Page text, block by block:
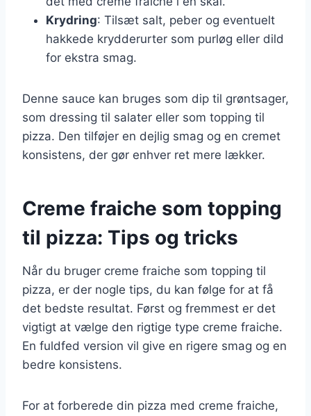
Krydring: Tilsæt salt, peber og eventuelt
hakkede krydderurter som purløg eller dild
for ekstra smag.
Denne sauce kan bruges som dip til grøntsager,
som dressing til salater eller som topping til
pizza. Den tilføjer en dejlig smag og en cremet
konsistens, der gør enhver ret mere lækker.
Creme fraiche som topping
til pizza: Tips og tricks
Når du bruger creme fraiche som topping til
pizza, er der nogle tips, du kan følge for at få
det bedste resultat. Først og fremmest er det
vigtigt at vælge den rigtige type creme fraiche.
En fuldfed version vil give en rigere smag og en
bedre konsistens.
For at forberede din pizza med creme fraiche,